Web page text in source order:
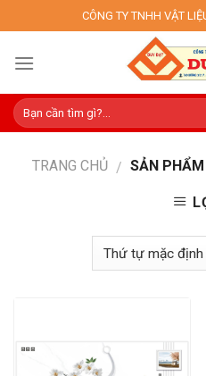
to
content
CÔNG TY TNHH VẬT
TRANG CHỦ / SẢN